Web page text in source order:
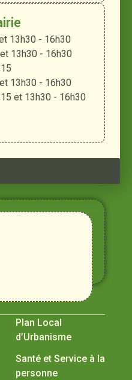
13h30 - 16h30
13h30 - 16h30
13h30 - 16h30
et 13h30 - 16h30
Plan Local
d’Urbanisme
Santé et Service à la
personne